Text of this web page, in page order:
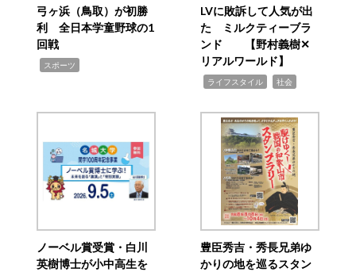
弓ヶ浜（鳥取）が初勝
利 全日本学童野球の1
回戦
スポーツ
LVに敗訴して人気が出
た ミルクティーブラ
ンド 【野村義樹✕
リアルワールド】
ライフスタイル 社会
ノーベル賞受賞・白川
英樹博士が小中高生を
豊臣秀吉・秀長兄弟ゆ
かりの地を巡るスタン